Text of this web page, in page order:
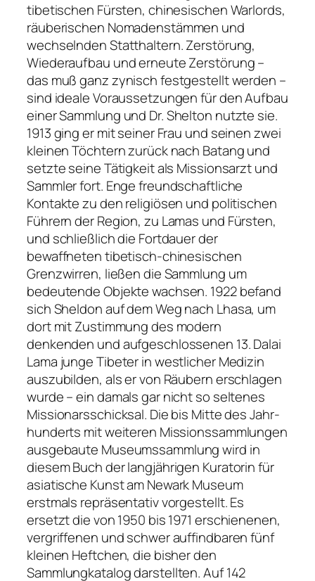
tibetischen Fürsten, chinesischen Warlords,
räuberischen Nomadenstämmen und
wechselnden Statthaltern. Zerstörung,
Wiederaufbau und erneute Zerstörung –
das muß ganz zynisch festgestellt werden –
sind ideale Voraussetzungen für den Aufbau
einer Sammlung und Dr. Shelton nutzte sie.
1913 ging er mit seiner Frau und seinen zwei
kleinen Töchtern zurück nach Batang und
setzte seine Tätigkeit als Missionsarzt und
Sammler fort. Enge freundschaftliche
Kontakte zu den religiösen und politischen
Führern der Region, zu Lamas und Fürsten,
und schließlich die Fortdauer der
bewaffneten tibetisch­-chinesischen
Grenzwirren, ließen die Sammlung um
bedeutende Objekte wachsen. 1922 befand
sich Sheldon auf dem Weg nach Lhasa, um
dort mit Zustimmung des modern
denkenden und auf­geschlossenen 13. Dalai
Lama junge Tibeter in westlicher Medizin
auszubilden, als er von Räubern erschlagen
wurde – ein damals gar nicht so seltenes
Missionarsschicksal. Die bis Mitte des Jahr­
hunderts mit weiteren Missionssammlungen
ausgebaute Museumssammlung wird in
diesem Buch der langjährigen Kuratorin für
asiatische Kunst am Newark Museum
erstmals repräsentativ vor­gestellt. Es
ersetzt die von 1950 bis 1971 erschienenen,
vergriffenen und schwer auffindbaren fünf
kleinen Heftchen, die bisher den
Sammlungkatalog darstellten. Auf 142